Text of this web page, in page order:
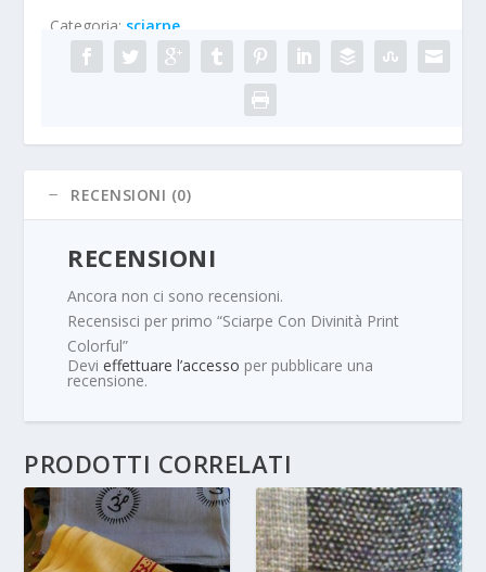
Categoria: sciarpe
RECENSIONI (0)
RECENSIONI
Ancora non ci sono recensioni.
Recensisci per primo “Sciarpe Con Divinità Print
Colorful”
Devieffettuare l’accesso per pubblicare una
recensione.
PRODOTTI CORRELATI